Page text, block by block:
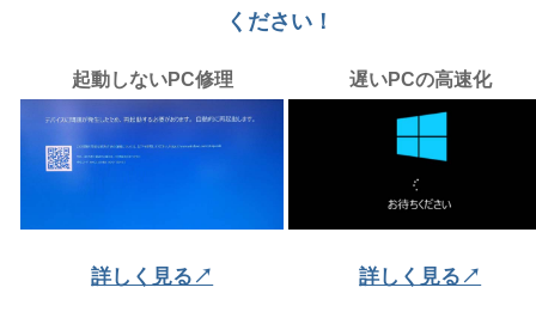
ください！
起動しないPC修理
詳しく見る↗
遅いPCの高速化
詳しく見る↗